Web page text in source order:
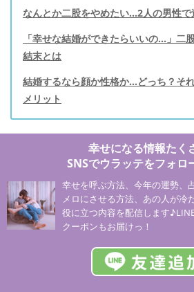
なんとか二股をやめたい...2人の男性
「幸せな結婚ができたらいいの...」二
結末とは
結婚するなら顔か性格か…どっち？そ
メリット
幸せになる情報たく
SNSでウラッテをフォロ
幸せを呼ぶ方法、今年の運勢、
メロにさせる方法、あの人が冷
役に立つ内容を配信します
クーポンもお届けっ！